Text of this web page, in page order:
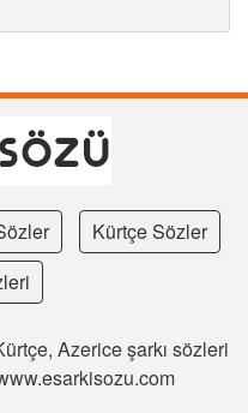
Kürtçe Sözler
Azerice şarkı sözleri